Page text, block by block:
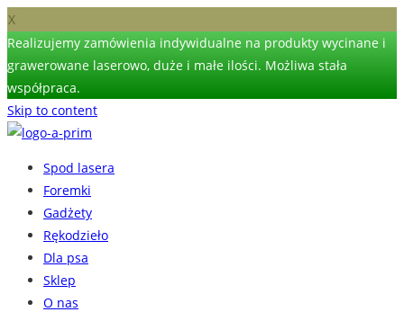
X
Realizujemy zamówienia indywidualne na produkty wycinane i
grawerowane laserowo, duże i małe ilości. Możliwa stała
współpraca.
Skip to content
Spod lasera
Foremki
Gadżety
Rękodzieło
Dla psa
Sklep
O nas